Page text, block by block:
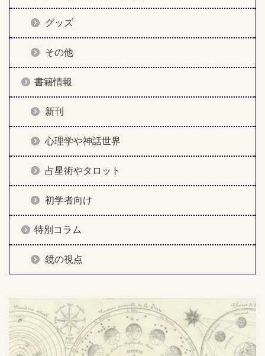
グッズ
その他
書籍情報
新刊
心理学や神話世界
占星術やタロット
初学者向け
特別コラム
鏡の視点